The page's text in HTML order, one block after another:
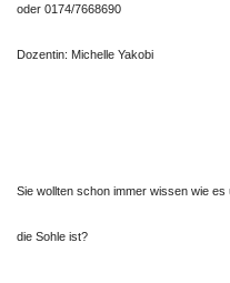
oder 0174/7668690
Dozentin: Michelle Yakobi
Sie wollten schon immer wissen wie
die Sohle ist?